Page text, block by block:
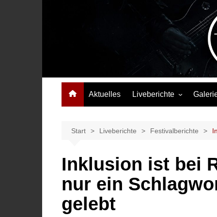
Das Musikmagazin, das Wellen schlägt. Konzerte,
Aktuelles Liveberichte
Festivalberichte
Highlights
Start Liveberichte Festivalberichte
Inklusion ist bei
nur ein
gelebt